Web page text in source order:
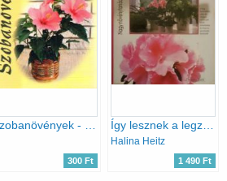
Szobanövények - Növényeink ápolása és gondozása
300 Ft
Így lesznek a legzöldebbek és legvirágosabbak... A szobanövények (Nagy növénytanácsadó)
Halina Heitz
1 490 Ft